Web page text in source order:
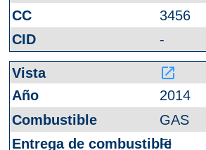
3456
-
launch
2014
GAS
FI